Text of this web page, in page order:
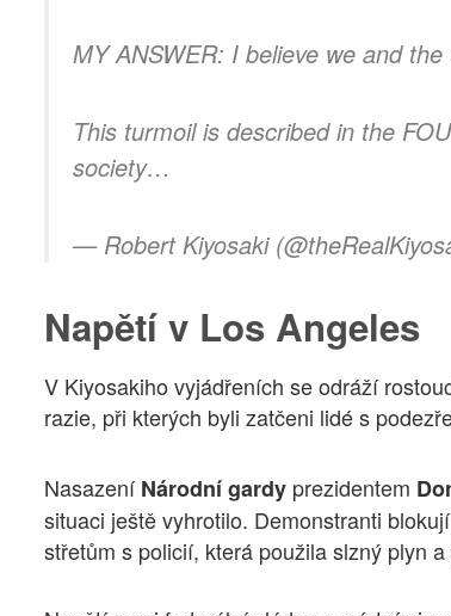
MY ANSWER: I believe we and
This turmoil is described in the
society…
— Robert Kiyosaki
Napětí v Los Angeles
V Kiyosakiho vyjádřeních se odráží
razie, při kterých byli zatčeni lidé s
NasazeníNárodní gardy prezidentem
situaci ještě vyhrotilo. Demonstranti
střetům s policií, která použila slzný plyn